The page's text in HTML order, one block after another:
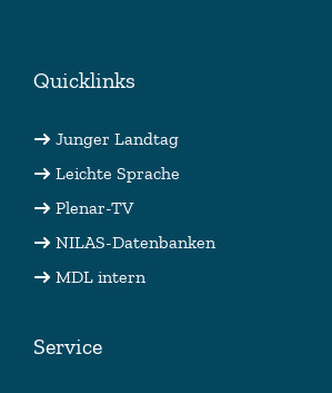
Quicklinks
Junger Landtag
Leichte Sprache
Plenar-TV
NILAS-Datenbanken
MDL intern
Service